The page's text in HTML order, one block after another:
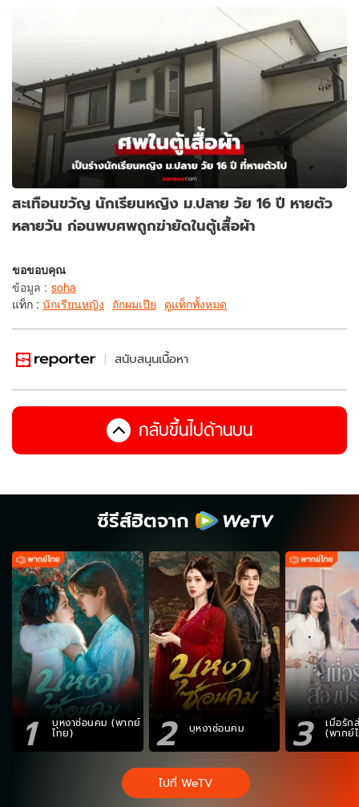
สะเทือนขวัญ นักเรียนหญิง ม.ปลาย วัย 16 ปี หายตัว
หลายวัน ก่อนพบศพถูกฆ่ายัดในตู้เสื้อผ้า
ขอขอบคุณ
ข้อมูล : soha
แท็ก : นักเรียนหญิง ถักผมเปีย ดูแท็กทั้งหมด
สนับสนุนเนื้อหา
กลับขึ้นไปด้านบน
ซีรีส์ฮิตจาก
1 บุหงาซ่อนคม (พากย์
ไทย) 2 บุหงาซ่อนคม 3 เมื่อรัก
(พากย์
ไปที่ WeTV